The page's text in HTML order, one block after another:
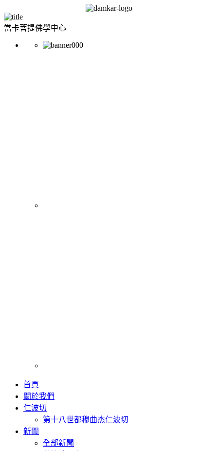
當卡菩提佛學中心
首頁
關於我們
仁波切
第十八世都穆曲杰仁波切
新聞
全部新聞